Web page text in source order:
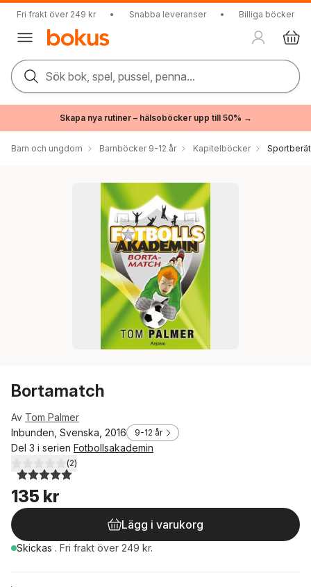
Fri frakt över 249 kr • Snabba leveranser • Billiga böcker
Sök bok, spel, pussel, penna...
Skapa nya rutiner – hälsoböcker upp till 50% →
Barn och ungdom Barnböcker 9-12 år Kapitelböcker
Bortamatch
Av Tom Palmer
Inbunden, Svenska, 2016
9-12 år
Del 3 i serien Fotbollsakademin
5,0utav 5 stjärnor. Totalt antal röster:
(2)
135 kr
Lägg i varukorg
Skickas . Fri frakt över 249 kr.